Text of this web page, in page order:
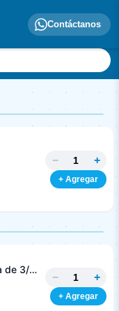
Contáctanos
− +
+ Agregar
de 3/8
− +
+ Agregar